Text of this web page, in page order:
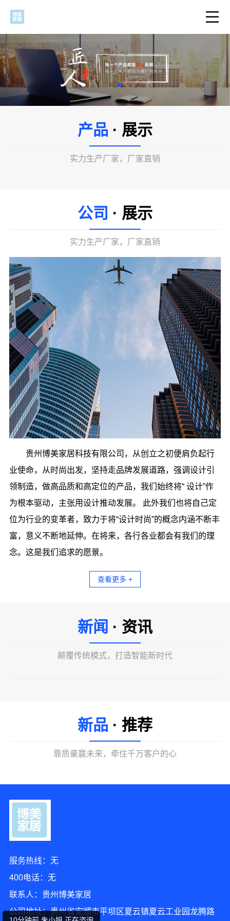
产品 · 展示
实力生产厂家，厂家直销
公司 · 展示
实力生产厂家，厂家直销
贵州博美家居科技有限公司，从创立之初便肩负起行
业使命，从时尚出发，坚持走品牌发展道路，强调设计引
领制造，做高品质和高定位的产品，我们始终将“ 设计”作
为根本驱动，主张用设计推动发展。 此外我们也将自己定
位为行业的变革者，致力于将“设计时尚”的概念内涵不断丰
富，意义不断地延伸。在将来，各行各业都会有我们的理
念。这是我们追求的愿景。
查看更多 +
新闻 · 资讯
颠覆传统模式，打造智能新时代
新品 · 推荐
靠质量赢未来，牵住千万客户的心
服务热线：无
400电话：无
联系人：贵州博美家居
公司地址：贵州省安顺市平坝区夏云镇夏云工业园龙腾路
2分钟前 崔先生 正在咨询